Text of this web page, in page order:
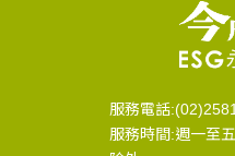
服務電話
服務時間:週一至